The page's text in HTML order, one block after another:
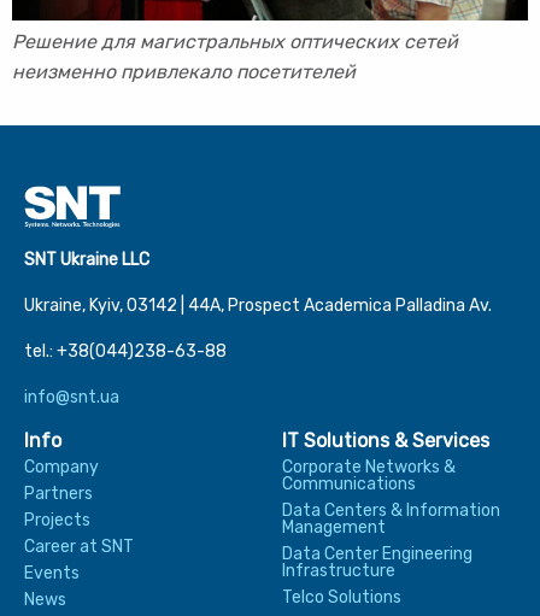
Решение для магистральных оптических сетей
неизменно привлекало посетителей
SNT Ukraine LLC
Ukraine, Kyiv, 03142 | 44А, Prospect Academica Palladina Av.
tel.: +38(044)238-63-88
info@snt.ua
Info
Company
Partners
Projects
Career at SNT
Events
News
IT Solutions & Services
Corporate Networks &
Communications
Data Centers & Information
Management
Data Center Engineering
Infrastructure
Telco Solutions